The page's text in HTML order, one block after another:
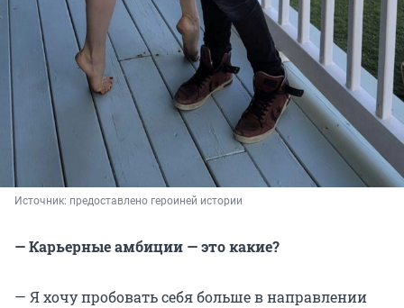
Источник: предоставлено героиней истории
— Карьерные амбиции — это какие?
— Я хочу пробовать себя больше в направлении